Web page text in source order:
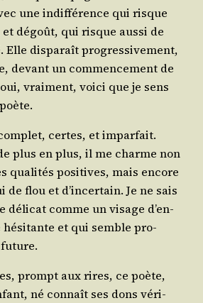
une indif­fé­rence qui risque
dégoût, qui risque aus­si de
Elle dis­pa­raît pro­gres­si­ve­ment,
devant un com­men­ce­ment de
vrai­ment, voi­ci que je sens
certes, et impar­fait.
plus en plus, il me charme non
qua­li­tés posi­tives, mais encore
de flou et d’in­cer­tain. Je ne sais
déli­cat comme un visage d’en­
hési­tante et qui semble pro­
prompt aux rires, ce poète,
né connaît ses dons véri­